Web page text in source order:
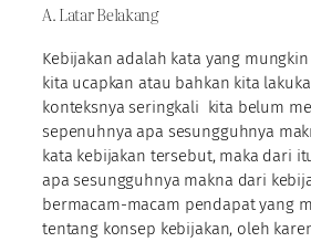
A. Latar Belakang
Kebijakan adalah kata yang
kita ucapkan atau bahkan kita
konteksnya seringkali kita belum
sepenuhnya apa sesungguhnya
kata kebijakan tersebut, maka dari
apa sesungguhnya makna dari
bermacam-macam pendapat yang
tentang konsep kebijakan, oleh